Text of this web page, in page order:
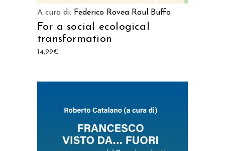
A cura di: Federico Rovea Raul Buffo
For a social ecological
transformation
14,99€